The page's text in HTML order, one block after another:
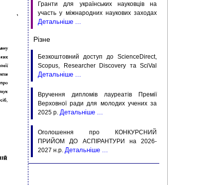
Гранти для українських науковців на
участь у міжнародних наукових заходах
Детальніше ...
Різне
Безкоштовний доступ до ScienceDirect,
Scopus, Researcher Discovery та SciVal
Детальніше ...
Вручення дипломів лауреатів Премії
Верховної ради для молодих учених за
2025 р. Детальніше ...
Оголошення про КОНКУРСНИЙ
ПРИЙОМ ДО АСПIРАНТУРИ на 2026-
2027 н.р. Детальніше ...